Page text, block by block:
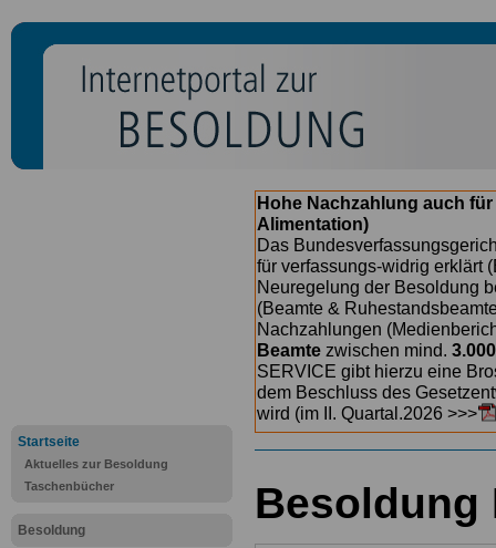
Startseite
Aktuelles zur Besoldung
Taschenbücher
Besoldung
Hohe Nachzahlung auch
Alimentation)
Das
für verfassungs-widrig erklärt
Neuregelung der Besoldung
(Beamte &
Nachzahlungen
Beamte zwischen mind.
SERVICE gibt hierzu eine
dem Beschluss des
wird (im II. Quartal.2026 >>>
Besoldung